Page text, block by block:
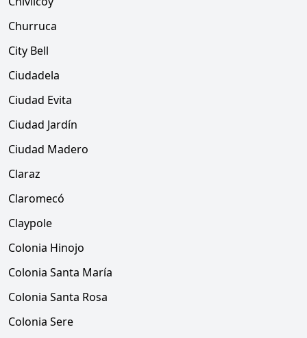
Churruca
City Bell
Ciudadela
Ciudad Evita
Ciudad Jardín
Ciudad Madero
Claraz
Claromecó
Claypole
Colonia Hinojo
Colonia Santa María
Colonia Santa Rosa
Colonia Sere